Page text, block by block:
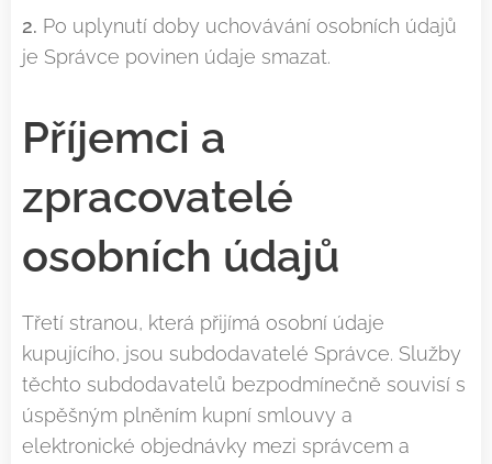
2. Po uplynutí doby uchovávání osobních údajů
je Správce povinen údaje smazat.
Příjemci a
zpracovatelé
osobních údajů
Třetí stranou, která přijímá osobní údaje
kupujícího, jsou subdodavatelé Správce. Služby
těchto subdodavatelů bezpodmínečně souvisí s
úspěšným plněním kupní smlouvy a
elektronické objednávky mezi správcem a